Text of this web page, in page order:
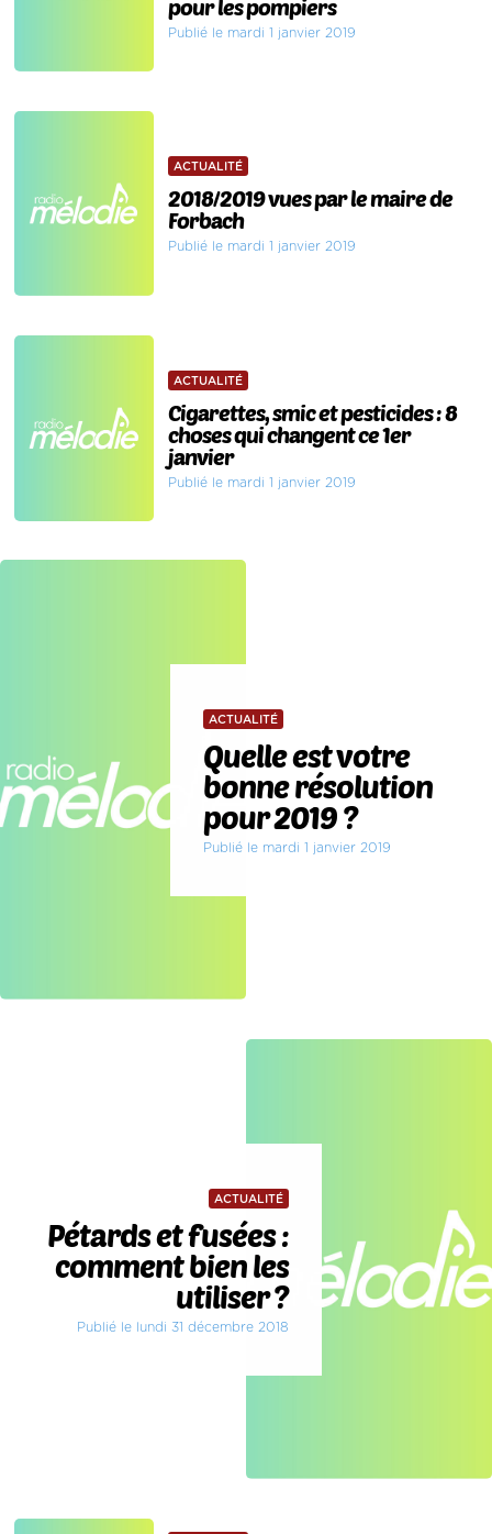
pour les pompiers
Publié le mardi 1 janvier 2019
ACTUALITÉ
2018/2019 vues par le maire de
Forbach
Publié le mardi 1 janvier 2019
ACTUALITÉ
Cigarettes, smic et pesticides : 8
choses qui changent ce 1er
janvier
Publié le mardi 1 janvier 2019
ACTUALITÉ
Quelle est votre
bonne résolution
pour 2019 ?
Publié le mardi 1 janvier 2019
ACTUALITÉ
Pétards et fusées :
comment bien les
utiliser ?
Publié le lundi 31 décembre 2018